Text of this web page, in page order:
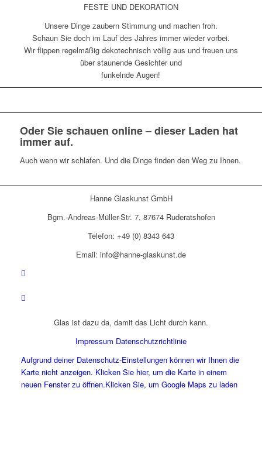
FESTE UND DEKORATION
Unsere Dinge zaubern Stimmung und machen froh.
Schaun Sie doch im Lauf des Jahres immer wieder vorbei.
Wir flippen regelmäßig dekotechnisch völlig aus und freuen uns
über staunende Gesichter und
funkelnde Augen!
Oder Sie schauen online – dieser Laden hat
immer auf.
Auch wenn wir schlafen. Und die Dinge finden den Weg zu Ihnen.
Hanne Glaskunst GmbH
Bgm.-Andreas-Müller-Str. 7, 87674 Ruderatshofen
Telefon: +49 (0) 8343 643
Email: info@hanne-glaskunst.de
Glas ist dazu da, damit das Licht durch kann.
Impressum Datenschutzrichtlinie
Aufgrund deiner Datenschutz-Einstellungen können wir Ihnen die
Karte nicht anzeigen. Klicken Sie hier, um die Karte in einem
neuen Fenster zu öffnen.Klicken Sie, um Google Maps zu laden